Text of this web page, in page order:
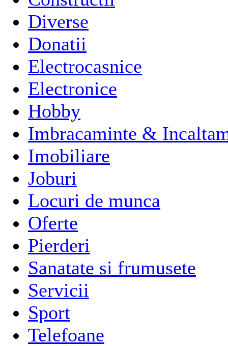
Diverse
Donatii
Electrocasnice
Electronice
Hobby
Imbracaminte &
Imobiliare
Joburi
Locuri de munca
Oferte
Pierderi
Sanatate si frumusete
Servicii
Sport
Telefoane